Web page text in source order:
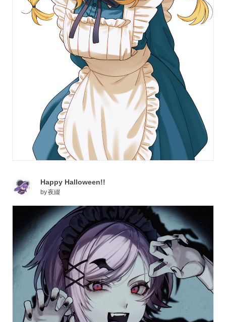
Happy Halloween!!
by夜綴